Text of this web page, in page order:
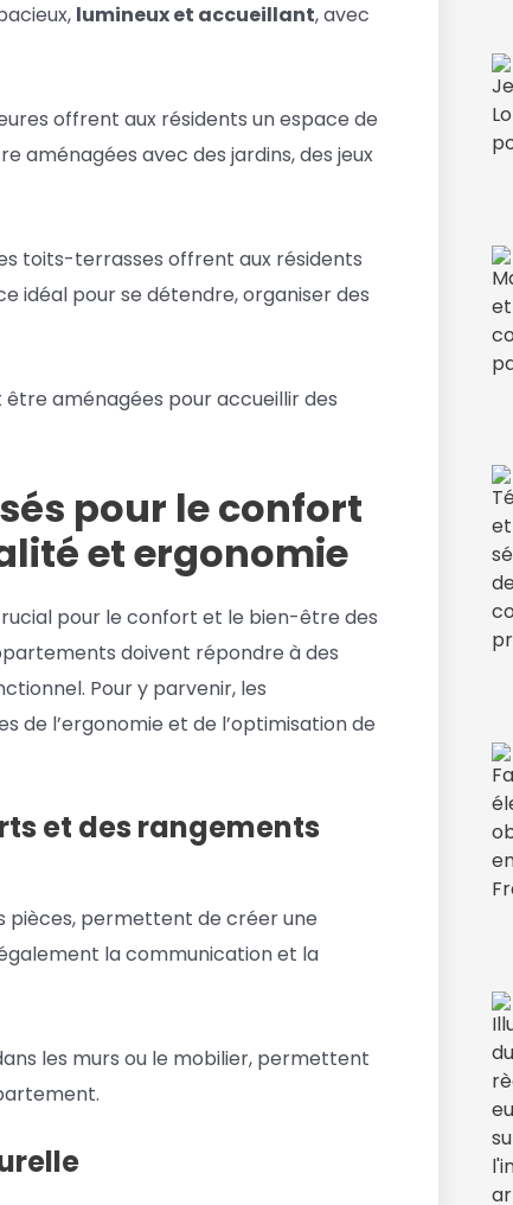
lumineux et accueillant, avec
offrent aux résidents un espace de
aménagées avec des jardins, des jeux
toits-terrasses offrent aux résidents
idéal pour se détendre, organiser des
aménagées pour accueillir des
pour le confort
et ergonomie
pour le confort et le bien-être des
doivent répondre à des
Pour y parvenir, les
de l’ergonomie et de l’optimisation de
et des rangements
pièces, permettent de créer une
la communication et la
les murs ou le mobilier, permettent